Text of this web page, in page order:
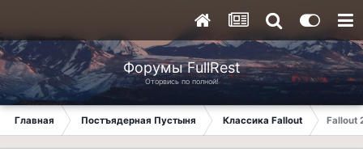
Форумы FullRest
Оторвись по полной!
Главная Постъядерная Пустыня Классика Fallout Fallout